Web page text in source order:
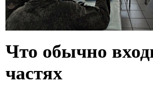
Что обычно
частях